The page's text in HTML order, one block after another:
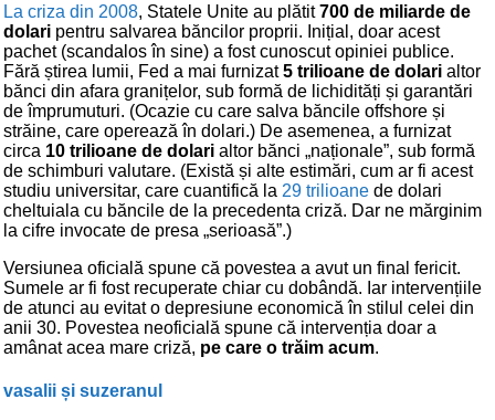
La criza din 2008, Statele Unite au plătit700 de miliarde de
dolari pentru salvarea băncilor proprii. Inițial, doar acest
pachet (scandalos în sine) a fost cunoscut opiniei publice.
Fără știrea lumii, Fed a mai furnizat5 trilioane de dolari altor
bănci din afara granițelor, sub formă de lichidități și garantări
de împrumuturi. (Ocazie cu care salva băncile offshore și
străine, care operează în dolari.) De asemenea, a furnizat
circa 10 trilioane de dolari altor bănci „naționale”, sub formă
de schimburi valutare. (Există și alte estimări, cum ar fi acest
studiu universitar, care cuantifică la 29 trilioane de dolari
cheltuiala cu băncile de la precedenta criză. Dar ne mărginim
la cifre invocate de presa „serioasă”.)
Versiunea oficială spune că povestea a avut un final fericit.
Sumele ar fi fost recuperate chiar cu dobândă. Iar intervențiile
de atunci au evitat o depresiune economică în stilul celei din
anii 30. Povestea neoficială spune că intervenția doar a
amânat acea mare criză, pe care o trăim acum.
vasalii și suzeranul